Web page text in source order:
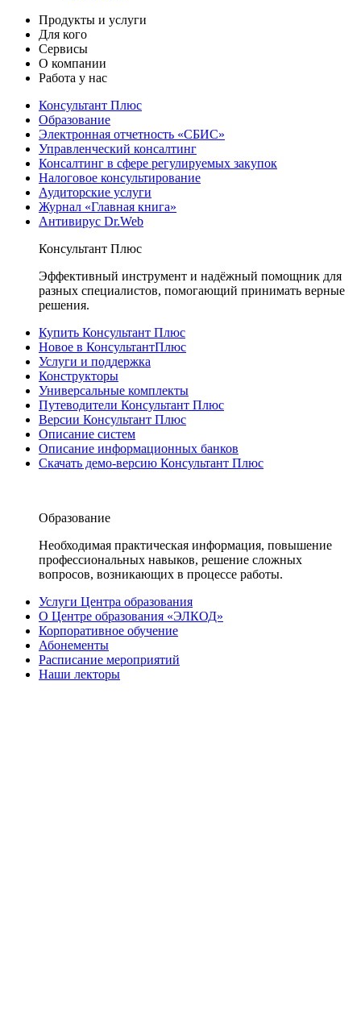
Продукты и услуги
Для кого
Сервисы
О компании
Работа у нас
Консультант Плюс
Образование
Электронная отчетность «СБИС»
Управленческий консалтинг
Консалтинг в сфере регулируемых закупок
Налоговое консультирование
Аудиторские услуги
Журнал «Главная книга»
Антивирус Dr.Web
Консультант Плюс
Эффективный инструмент и надёжный помощник для
разных специалистов, помогающий принимать верные
решения.
Купить Консультант Плюс
Новое в КонсультантПлюс
Услуги и поддержка
Конструкторы
Универсальные комплекты
Путеводители Консультант Плюс
Версии Консультант Плюс
Описание систем
Описание информационных банков
Скачать демо-версию Консультант Плюс
Образование
Необходимая практическая информация, повышение
профессиональных навыков, решение сложных
вопросов, возникающих в процессе работы.
Услуги Центра образования
О Центре образования «ЭЛКОД»
Корпоративное обучение
Абонементы
Расписание мероприятий
Наши лекторы